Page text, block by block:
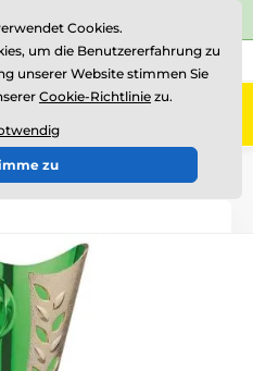
auf
+43 676 361 37 22
0
"EKONOMY"
Cookies.
um die Benutzererfahrung zu
unserer Website stimmen Sie
Cookie-Richtlinie zu.
zu